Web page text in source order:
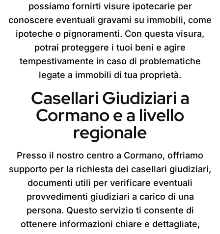
possiamo fornirti visure ipotecarie per
conoscere eventuali gravami su immobili, come
ipoteche o pignoramenti. Con questa visura,
potrai proteggere i tuoi beni e agire
tempestivamente in caso di problematiche
legate a immobili di tua proprietà.
Casellari Giudiziari a
Cormano e a livello
regionale
Presso il nostro centro a Cormano, offriamo
supporto per la richiesta dei casellari giudiziari,
documenti utili per verificare eventuali
provvedimenti giudiziari a carico di una
persona. Questo servizio ti consente di
ottenere informazioni chiare e dettagliate,